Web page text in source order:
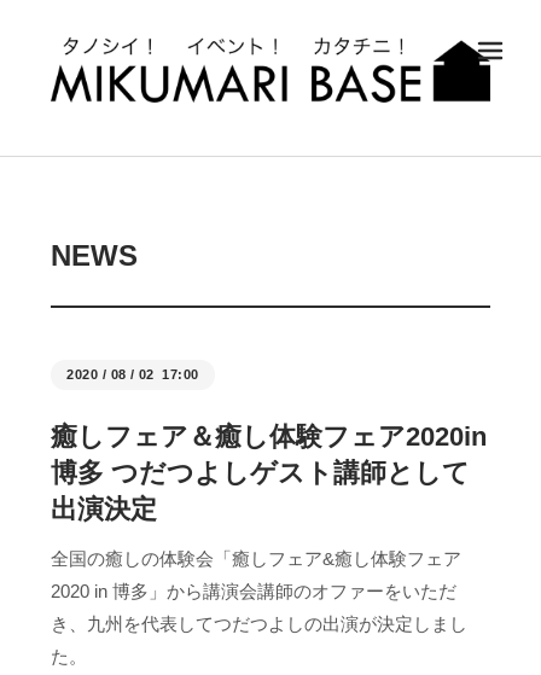
NEWS
2020 / 08 / 02 17:00
癒しフェア＆癒し体験フェア2020in
博多 つだつよしゲスト講師として
出演決定
全国の癒しの体験会「癒しフェア&癒し体験フェア
2020 in 博多」から講演会講師のオファーをいただ
き、九州を代表してつだつよしの出演が決定しまし
た。